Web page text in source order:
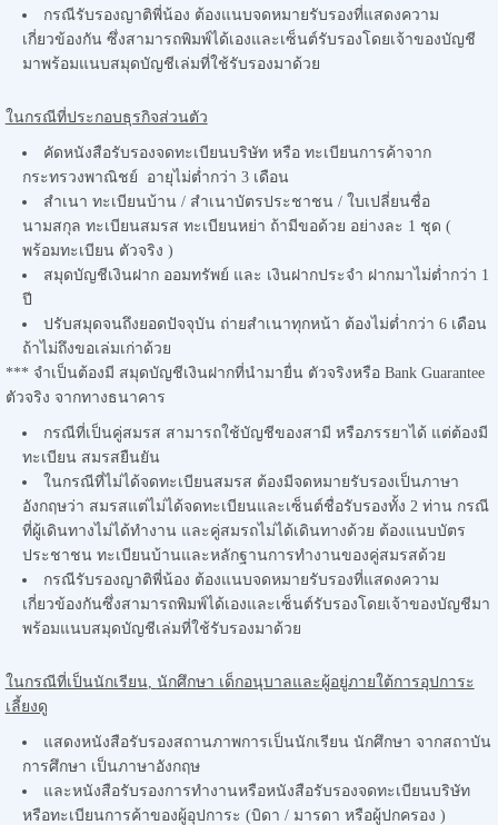
กรณีรับรองญาติพี่น้อง ต้องแนบจดหมายรับรองที่แสดงความ
เกี่ยวข้องกัน ซึ่งสามารถพิมพ์ได้เองและเซ็นต์รับรองโดยเจ้าของบัญชี
มาพร้อมแนบสมุดบัญชีเล่มที่ใช้รับรองมาด้วย
ในกรณีที่ประกอบธุรกิจส่วนตัว
คัดหนังสือรับรองจดทะเบียนบริษัท หรือ ทะเบียนการค้าจาก
กระทรวงพาณิชย์ อายุไม่ต่ำกว่า 3 เดือน
สำเนา ทะเบียนบ้าน / สำเนาบัตรประชาชน / ใบเปลี่ยนชื่อ
นามสกุล ทะเบียนสมรส ทะเบียนหย่า ถ้ามีขอด้วย อย่างละ 1 ชุด (
พร้อมทะเบียน ตัวจริง )
สมุดบัญชีเงินฝาก ออมทรัพย์ และ เงินฝากประจำ ฝากมาไม่ต่ำกว่า 1
ปี
ปรับสมุดจนถึงยอดปัจจุบัน ถ่ายสำเนาทุกหน้า ต้องไม่ต่ำกว่า 6 เดือน
ถ้าไม่ถึงขอเล่มเก่าด้วย
*** จำเป็นต้องมี สมุดบัญชีเงินฝากที่นำมายื่น ตัวจริงหรือ Bank Guarantee
ตัวจริง จากทางธนาคาร
กรณีที่เป็นคู่สมรส สามารถใช้บัญชีของสามี หรือภรรยาได้ แต่ต้องมี
ทะเบียน สมรสยืนยัน
ในกรณีที่ไม่ได้จดทะเบียนสมรส ต้องมีจดหมายรับรองเป็นภาษา
อังกฤษว่า สมรสแต่ไม่ได้จดทะเบียนและเซ็นต์ชื่อรับรองทั้ง 2 ท่าน กรณี
ที่ผู้เดินทางไม่ได้ทำงาน และคู่สมรถไม่ได้เดินทางด้วย ต้องแนบบัตร
ประชาชน ทะเบียนบ้านและหลักฐานการทำงานของคู่สมรสด้วย
กรณีรับรองญาติพี่น้อง ต้องแนบจดหมายรับรองที่แสดงความ
เกี่ยวข้องกันซึ่งสามารถพิมพ์ได้เองและเซ็นต์รับรองโดยเจ้าของบัญชีมา
พร้อมแนบสมุดบัญชีเล่มที่ใช้รับรองมาด้วย
ในกรณีที่เป็นนักเรียน นักศึกษา เด็กอนุบาลและผู้อยู่ภายใต้การอุปการะ
เลี้ยงดู
แสดงหนังสือรับรองสถานภาพการเป็นนักเรียน นักศึกษา จากสถาบัน
การศึกษา เป็นภาษาอังกฤษ
และหนังสือรับรองการทำงานหรือหนังสือรับรองจดทะเบียนบริษัท
หรือทะเบียนการค้าของผู้อุปการะ (บิดา / มารดา หรือผู้ปกครอง )